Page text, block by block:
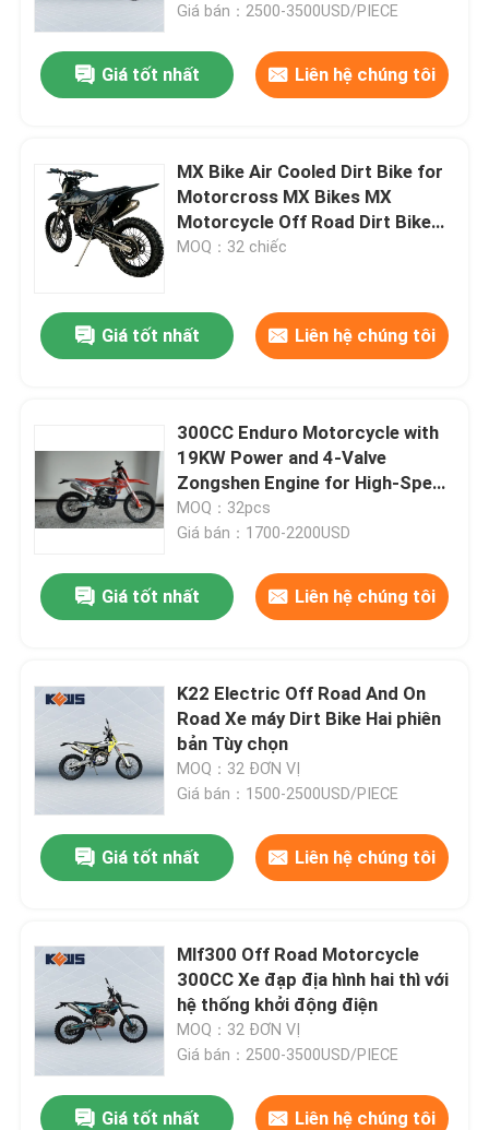
Trang chủ
Giá bán：2500-3500USD/PIECE
Giá tốt nhất Liên hệ chúng tôi
MX Bike Air Cooled Dirt Bike for
Motorcross MX Bikes MX
Motorcycle Off Road Dirt Bike
for Enduro KEWS Dirtbike
MOQ：32 chiếc
Giá tốt nhất Liên hệ chúng tôi
300CC Enduro Motorcycle with
19KW Power and 4-Valve
Zongshen Engine for High-Speed
Off-Road Dirt Bike
MOQ：32pcs
Giá bán：1700-2200USD
Giá tốt nhất Liên hệ chúng tôi
K22 Electric Off Road And On
Road Xe máy Dirt Bike Hai phiên
bản Tùy chọn
MOQ：32 ĐƠN VỊ
Giá bán：1500-2500USD/PIECE
Giá tốt nhất Liên hệ chúng tôi
Mlf300 Off Road Motorcycle
300CC Xe đạp địa hình hai thì với
hệ thống khởi động điện
MOQ：32 ĐƠN VỊ
Giá bán：2500-3500USD/PIECE
Giá tốt nhất Liên hệ chúng tôi